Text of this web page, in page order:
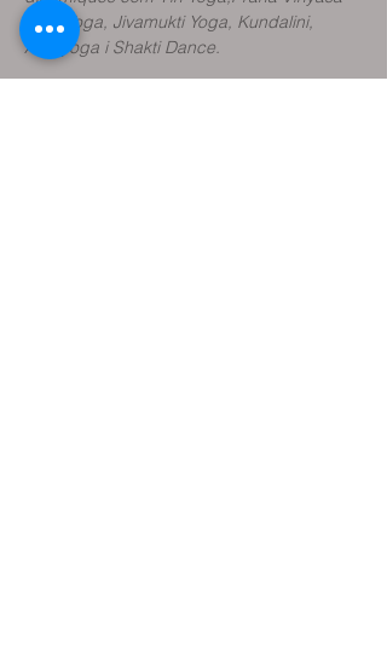
Flow Yoga, Jivamukti Yoga, Kundalini,
Aeroyoga i Shakti Dance.